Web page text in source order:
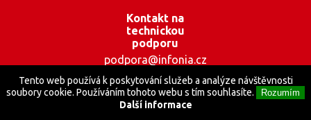
Kontakt na
technickou
podporu
podpora@infonia.cz
Tento web používá k poskytování služeb a analýze návštěvnosti
soubory cookie. Používáním tohoto webu s tím souhlasíte.
Rozumím
Další informace